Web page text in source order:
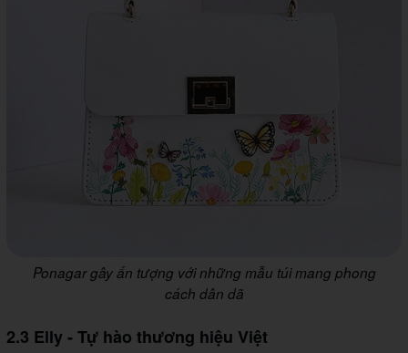
Ponagar gây ấn tượng với những mẫu túi mang phong
cách dân dã
2.3 Elly - Tự hào thương hiệu Việt